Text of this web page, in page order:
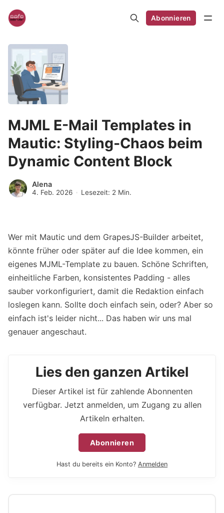
Abonnieren
MJML E-Mail Templates in
Mautic: Styling-Chaos beim
Dynamic Content Block
Alena
4. Feb. 2026 Lesezeit: 2 Min.
Wer mit Mautic und dem GrapesJS-Builder arbeitet,
könnte früher oder später auf die Idee kommen, ein
eigenes MJML-Template zu bauen. Schöne Schriften,
einheitliche Farben, konsistentes Padding - alles
sauber vorkonfiguriert, damit die Redaktion einfach
loslegen kann. Sollte doch einfach sein, oder? Aber so
einfach ist's leider nicht... Das haben wir uns mal
genauer angeschaut.
Lies den ganzen Artikel
Dieser Artikel ist für zahlende Abonnenten
verfügbar. Jetzt anmelden, um Zugang zu allen
Artikeln erhalten.
Abonnieren
Hast du bereits ein Konto? Anmelden